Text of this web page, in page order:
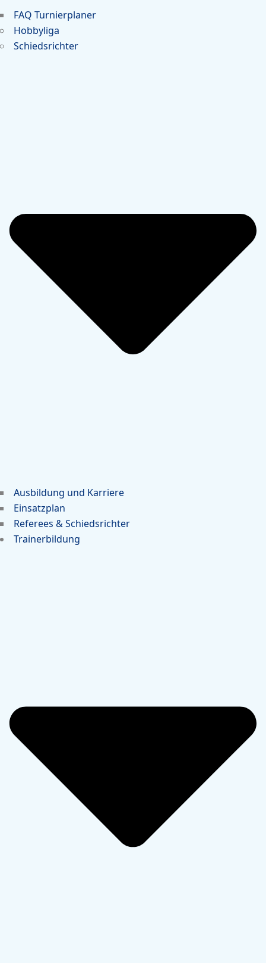
FAQ Turnierplaner
Hobbyliga
Schiedsrichter
Ausbildung und Karriere
Einsatzplan
Referees & Schiedsrichter
Trainerbildung